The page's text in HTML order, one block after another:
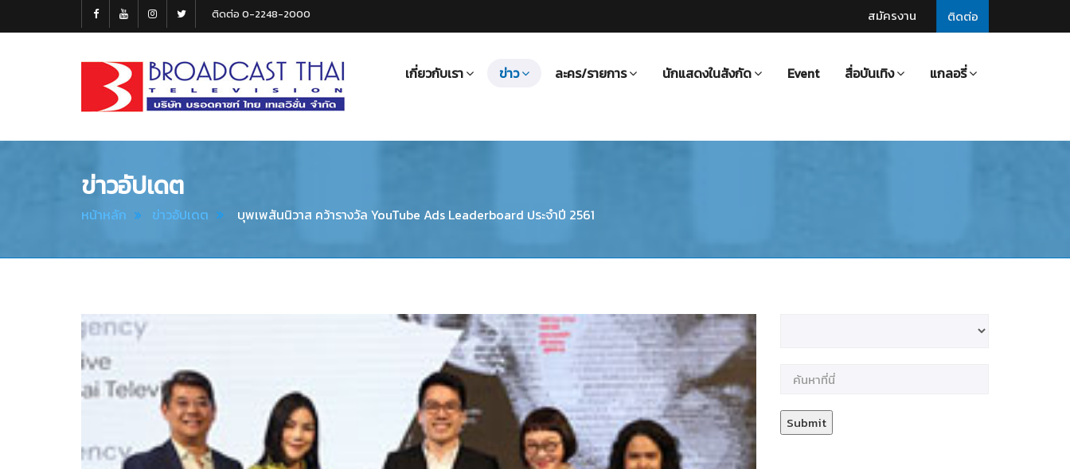
ติดต่อ
สมัครงาน
ติดต่อ 0-2248-2000
Thai
เกี่ยวกับเรา ข่าว ละคร/รายการ นักแสดงในสังกัด Event สื่อบันเทิง แกลอรี่
ข่าวอัปเดต
หน้าหลัก ข่าวอัปเดต บุพเพสันนิวาส คว้ารางวัล YouTube Ads Leaderboard ประจำปี 2561